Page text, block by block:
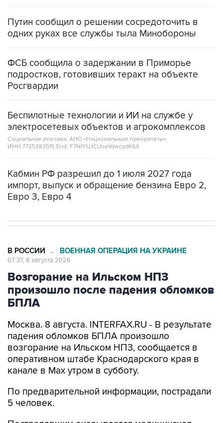
ФСБ сообщила о задержании в Приморье
Росгвардии
Беспилотные технологии и ИИ на службе у
Социальная реклама, АНО «Национальные приоритеты».
ИНН 7725383515 Erid: F7NfYUJCUneVdwcydK6A
Кабмин РФ разрешил до 1 июля 2027 года
Евро 3, Евро 4
Возгорание на Ильском НПЗ
произошло после падения обломков
БПЛА
Москва. 8 августа. INTERFAX.RU - В результате
возгорание на Ильском НПЗ, сообщается в
оперативном штабе Краснодарского края в
канале в Max утром в субботу.
По предварительной информации, пострадали
Пострадавшим оказывается медицинская